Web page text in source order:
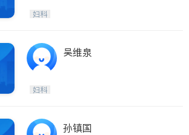
妇科
吴维泉
妇科
孙镇国